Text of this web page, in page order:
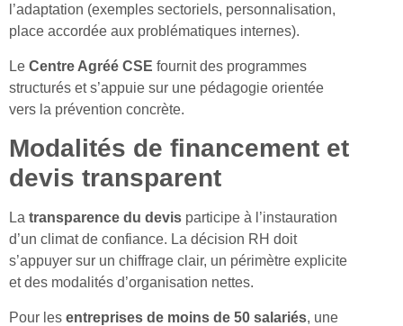
l’adaptation (exemples sectoriels, personnalisation,
place accordée aux problématiques internes).
Le Centre Agréé CSE fournit des programmes
structurés et s’appuie sur une pédagogie orientée
vers la prévention concrète.
Modalités de financement et
devis transparent
La transparence du devis participe à l’instauration
d’un climat de confiance. La décision RH doit
s’appuyer sur un chiffrage clair, un périmètre explicite
et des modalités d’organisation nettes.
Pour les entreprises de moins de 50 salariés, une